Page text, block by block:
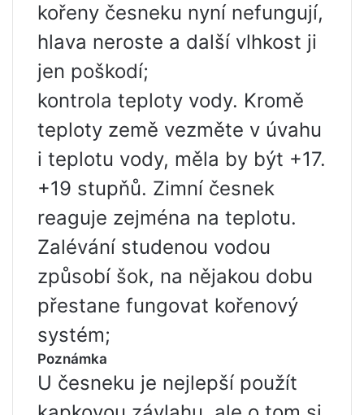
kořeny česneku nyní nefungují,
hlava neroste a další vlhkost ji
jen poškodí;
kontrola teploty vody. Kromě
teploty země vezměte v úvahu
i teplotu vody, měla by být +17.
+19 stupňů. Zimní česnek
reaguje zejména na teplotu.
Zalévání studenou vodou
způsobí šok, na nějakou dobu
přestane fungovat kořenový
systém;
Poznámka
U česneku je nejlepší použít